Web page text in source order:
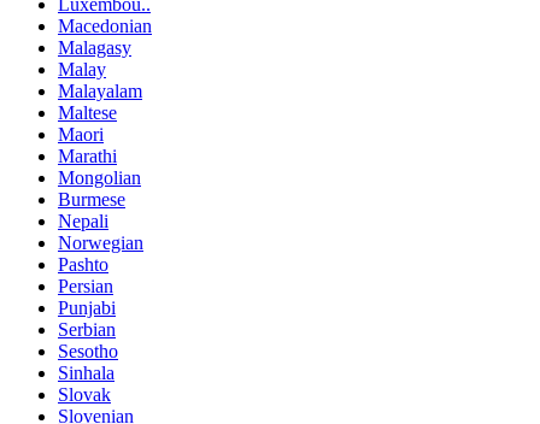
Macedonian
Malagasy
Malay
Malayalam
Maltese
Maori
Marathi
Mongolian
Burmese
Nepali
Norwegian
Pashto
Persian
Punjabi
Serbian
Sesotho
Sinhala
Slovak
Slovenian